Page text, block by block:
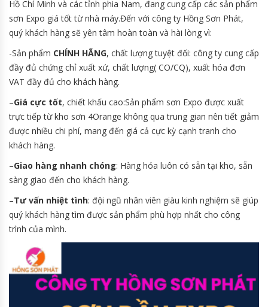
Hồ Chí Minh và các tỉnh phia Nam, đang cung cấp các sản phẩm
sơn Expo giá tốt từ nhà máy.Đến với công ty Hồng Sơn Phát,
quý khách hàng sẽ yên tâm hoàn toàn và hài lòng vì:
-Sản phẩm CHÍNH HÃNG, chất lượng tuyệt đối: công ty cung cấp
đầy đủ chứng chỉ xuất xứ, chất lượng( CO/CQ), xuất hóa đơn
VAT đầy đủ cho khách hàng.
–Giá cực tốt, chiết khấu cao:Sản phẩm sơn Expo được xuất
trực tiếp từ kho sơn 4Orange không qua trung gian nên tiết giảm
được nhiều chi phí, mang đến giá cả cực kỳ cạnh tranh cho
khách hàng.
–Giao hàng nhanh chóng: Hàng hóa luôn có sẵn tại kho, sẵn
sàng giao đến cho khách hàng.
–Tư vấn nhiệt tình: đội ngũ nhân viên giàu kinh nghiệm sẽ giúp
quý khách hàng tìm được sản phẩm phù hợp nhất cho công
trình của mình.